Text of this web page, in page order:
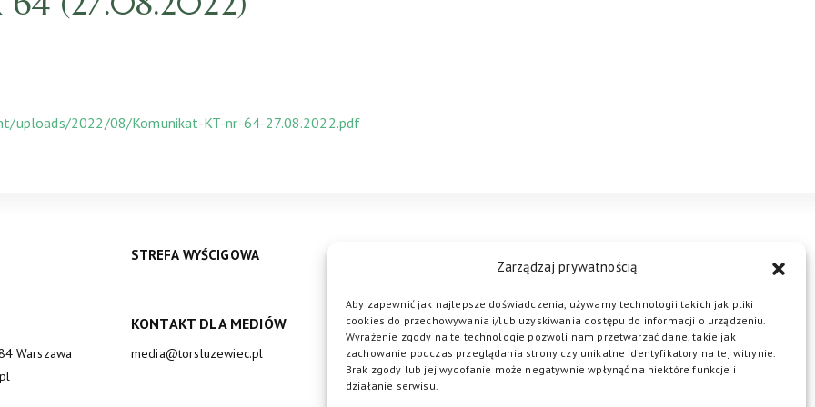
Zarządzaj prywatnością
Aby zapewnić jak najlepsze doświadczenia, używamy technologii takich jak pliki
cookies do przechowywania i/lub uzyskiwania dostępu do informacji o urządzeniu.
Wyrażenie zgody na te technologie pozwoli nam przetwarzać dane, takie jak
zachowanie podczas przeglądania strony czy unikalne identyfikatory na tej witrynie.
Brak zgody lub jej wycofanie może negatywnie wpłynąć na niektóre funkcje i
działanie serwisu.
uploads/2022/08/Komunikat-KT-nr-64-27.08.2022.pdf
STREFA WYŚCIGOWA
Warszawa
KONTAKT DLA MEDIÓW
media@torsluzewiec.pl
DOŁĄCZ DO NAS